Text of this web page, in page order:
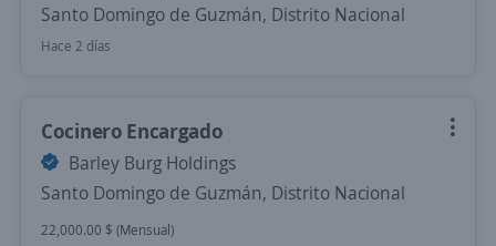
Santo Domingo de Guzmán, Distrito Nacional
Hace 2 días
Cocinero Encargado
Barley Burg Holdings
Santo Domingo de Guzmán, Distrito Nacional
22,000.00 $ (Mensual)